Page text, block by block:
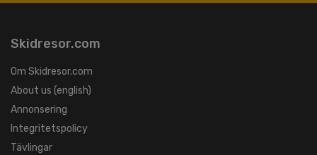
Skidresor.com
Om Skidresor.com
About us (english)
Annonsering
Integritetspolicy
Tävlingar